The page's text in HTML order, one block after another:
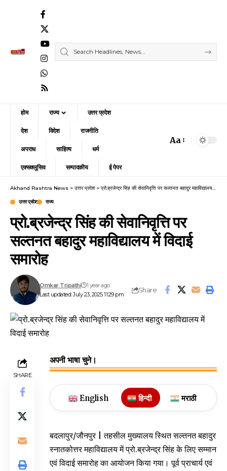
होम राज्य उत्तर प्रदेश
देश विदेश राजनीति
अपराध साहित्य धर्म
एक्सक्लूसिव सम्पादकीय ई पेपर
Font
Aa
Akhand Rashtra News > उत्तर प्रदेश> प्रो.ब्रजेन्द्र सिंह की सेवानिवृत्ति पर सल्तनत बहादुर महाविद्यालय में विदाई समारोह
उत्तर प्रदेश राज्य
प्रो.ब्रजेन्द्र सिंह की सेवानिवृत्ति पर
सल्तनत बहादुर महाविद्यालय में विदाई
समारोह
Last updated: July 23, 2025 11:29 pm
Omkar Tripathi 1 year ago
Share
SHARE
अपनी भाषा चुने।
English हिन्दी मराठी
बदलापुर/जौनपुर | तहसील मुख्यालय स्थित सल्तनत बहादुर
स्नातकोत्तर महाविद्यालय में प्रो.ब्रजेन्द्र सिंह के लिए सम्मान
एवं विदाई समारोह का आयोजन किया गया। पूर्व प्राचार्य एवं